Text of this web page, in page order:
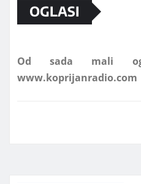
OGLASI